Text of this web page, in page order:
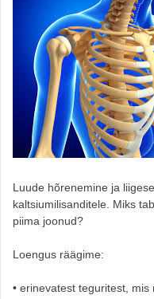
Luude hõrenemine ja
kaltsiumilisanditele. Miks
piima joonud?
Loengus räägime:
• erinevatest teguritest,